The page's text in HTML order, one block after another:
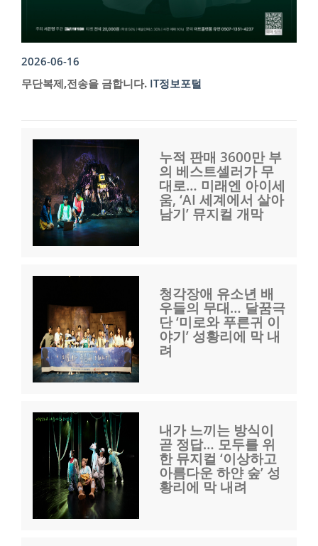
2026-06-16
무단복제,전송을 금합니다. IT정보포털
누적 판매 3600만 부
의 베스트셀러가 무
대로… 미래엔 아이세
움, ‘AI 세계에서 살아
남기’ 뮤지컬 개막
청각장애 유소년 배
우들의 무대… 달꿈극
단 ‘미로와 푸른귀 이
야기’ 성황리에 막 내
려
내가 느끼는 방식이
곧 정답… 모두를 위
한 뮤지컬 ‘이상하고
아름다운 하얀 숲’ 성
황리에 막 내려